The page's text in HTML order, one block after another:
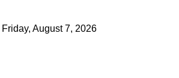
Friday, August 7, 2026